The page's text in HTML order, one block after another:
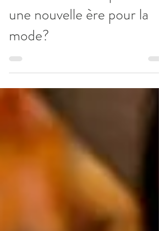
La mode éco-responsable:
une nouvelle ère pour la
mode?